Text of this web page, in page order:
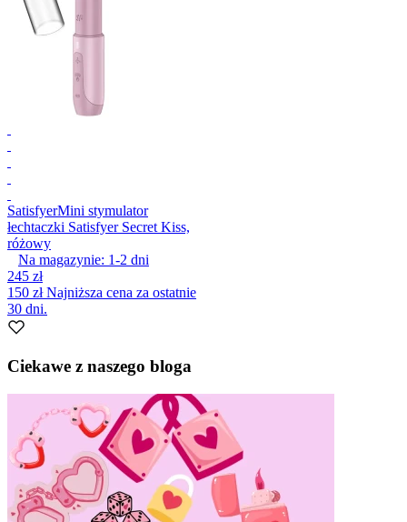
SatisfyerMini stymulator
łechtaczki Satisfyer Secret Kiss,
różowy
Na magazynie: 1-2 dni
245 zł
150 złNajniższa cena za ostatnie
30 dni.
Ciekawe z naszego bloga